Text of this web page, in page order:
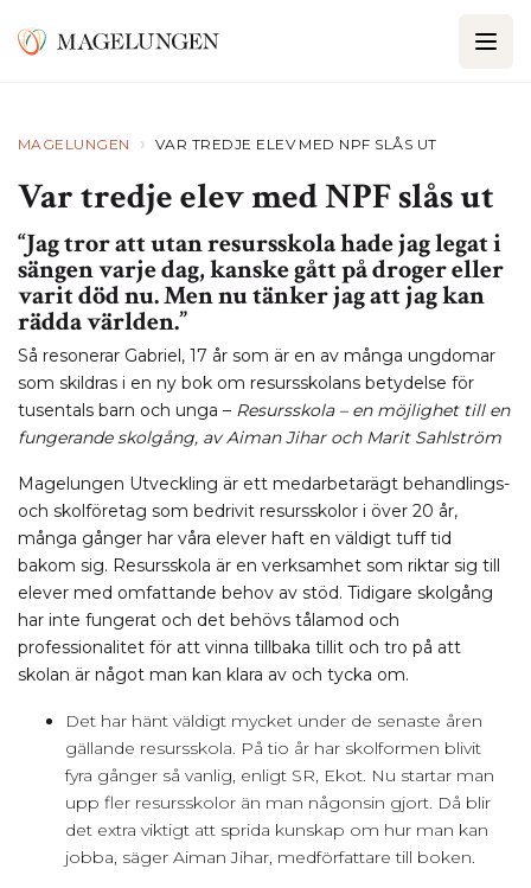
MAGELUNGEN › VAR TREDJE ELEV MED NPF SLÅS UT
Var tredje elev med NPF slås ut
“Jag tror att utan resursskola hade jag legat i
sängen varje dag, kanske gått på droger eller
varit död nu. Men nu tänker jag att jag kan
rädda världen.”
Så resonerar Gabriel, 17 år som är en av många ungdomar
som skildras i en ny bok om resursskolans betydelse för
tusentals barn och unga – Resursskola – en möjlighet till en
fungerande skolgång, av Aiman Jihar och Marit Sahlström
Magelungen Utveckling är ett medarbetarägt behandlings-
och skolföretag som bedrivit resursskolor i över 20 år,
många gånger har våra elever haft en väldigt tuff tid
bakom sig. Resursskola är en verksamhet som riktar sig till
elever med omfattande behov av stöd. Tidigare skolgång
har inte fungerat och det behövs tålamod och
professionalitet för att vinna tillbaka tillit och tro på att
skolan är något man kan klara av och tycka om.
Det har hänt väldigt mycket under de senaste åren
gällande resursskola. På tio år har skolformen blivit
fyra gånger så vanlig, enligt SR, Ekot. Nu startar man
upp fler resursskolor än man någonsin gjort. Då blir
det extra viktigt att sprida kunskap om hur man kan
jobba, säger Aiman Jihar, medförfattare till boken.